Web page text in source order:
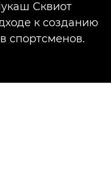
Сквиот
к созданию
спортсменов.